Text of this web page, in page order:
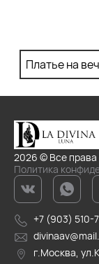
Платье на
2026 © Все
Политика
+7 (903) 510-
г.Москва,